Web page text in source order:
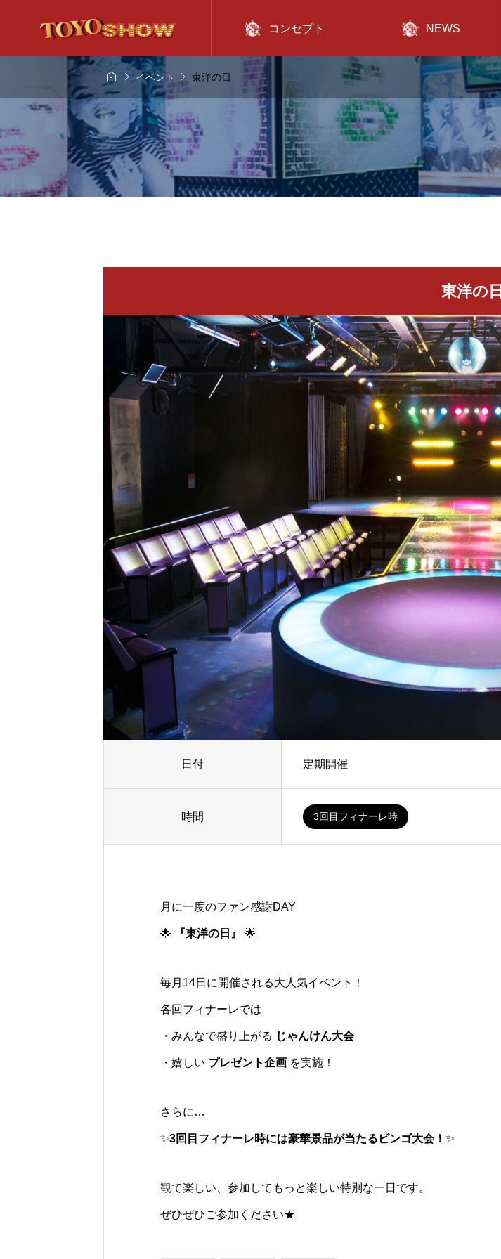
コンセプト NEWS
イベント  東洋の日
東洋の日
日付 定期開催
時間 3回目フィナーレ時
月に一度のファン感謝DAY
🌟 『東洋の日』 🌟
毎月14日に開催される大人気イベント！
各回フィナーレでは
・みんなで盛り上がる じゃんけん大会
・嬉しい プレゼント企画 を実施！
さらに…
✨3回目フィナーレ時には豪華景品が当たるビンゴ大会！ ✨
観て楽しい、参加してもっと楽しい特別な一日です。
ぜひぜひご参加ください★